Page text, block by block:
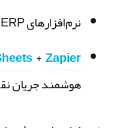
نرم‌افزارهای ERP با ماژول‌های تحلیل ارزی
Sheets+Zapier
هوشمند جریان نقدی